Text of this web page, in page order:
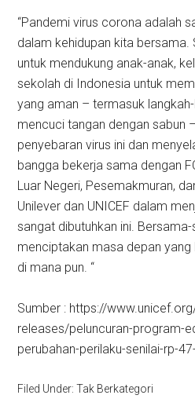
“Pandemi virus corona adalah
dalam kehidupan kita bersama.
untuk mendukung anak-anak,
sekolah di Indonesia untuk
yang aman – termasuk
mencuci tangan dengan sabun
penyebaran virus ini dan
bangga bekerja sama dengan
Luar Negeri, Pesemakmuran,
Unilever dan UNICEF dalam
sangat dibutuhkan ini.
menciptakan masa depan
di mana pun. “
Sumber : https://
releases/peluncuran-program-
perubahan-perilaku-senilai-rp-
Filed Under: Tak Berkategori